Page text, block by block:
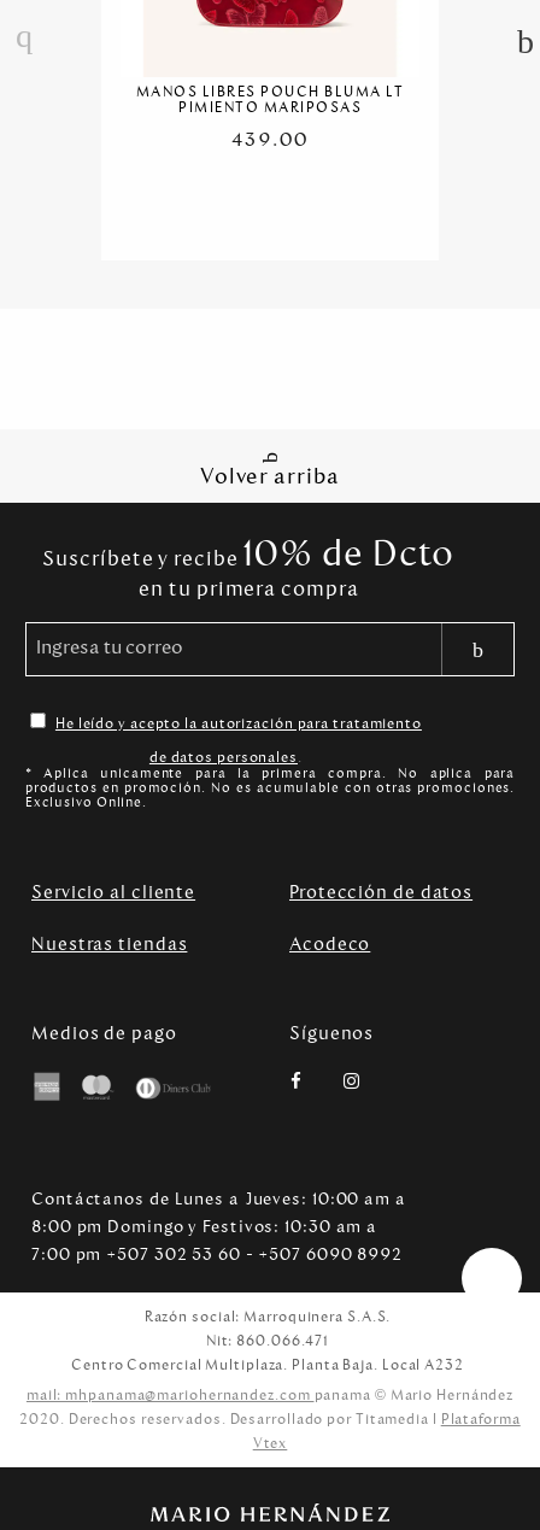
MANOS LIBRES POUCH BLUMA LT
PIMIENTO MARIPOSAS
439.00
Volver arriba
Suscríbete y recibe 10% de Dcto
en tu primera compra
He leído y acepto la autorización para tratamiento
de datos personales.
* Aplica unicamente para la primera compra. No aplica para
productos en promoción. No es acumulable con otras promociones.
Exclusivo Online.
Servicio al cliente Protección de datos
Nuestras tiendas Acodeco
Medios de pago Síguenos
Contáctanos de Lunes a Jueves: 10:00 am a
8:00 pm Domingo y Festivos: 10:30 am a
7:00 pm +507 302 53 60 - +507 6090 8992
Razón social: Marroquinera S.A.S.
Nit: 860.066.471
Centro Comercial Multiplaza. Planta Baja. Local A232
mail: mhpanama@mariohernandez.com panama © Mario Hernández
2020. Derechos reservados. Desarrollado por Titamedia l Plataforma
Vtex